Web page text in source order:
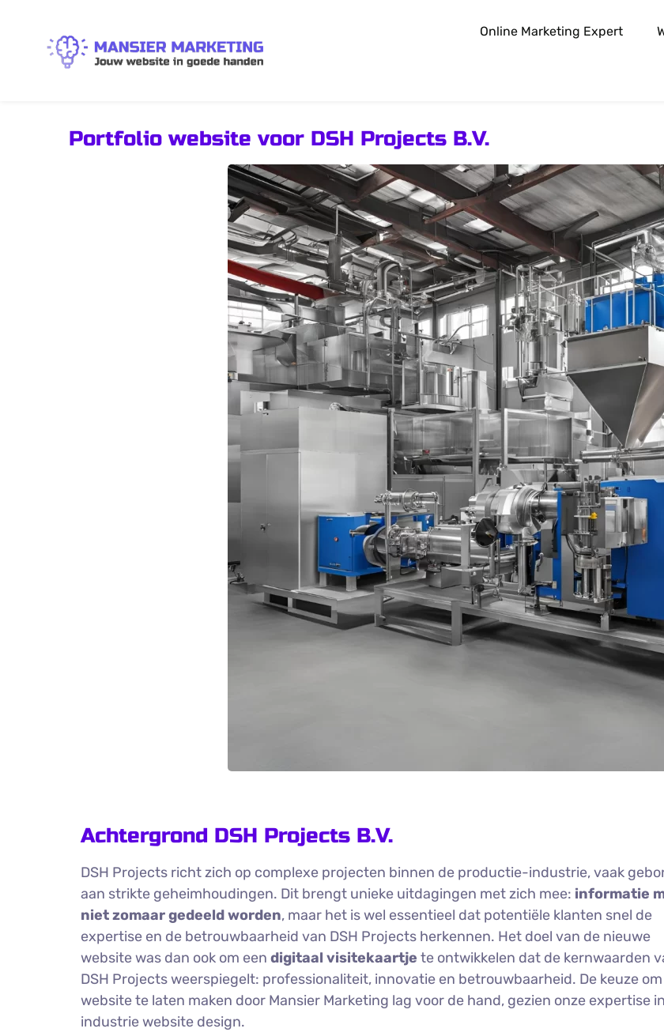
Online Marketing Expert
Portfolio website voor DSH Projects B.V.
Achtergrond DSH Projects B.V.
DSH Projects richt zich op complexe projecten binnen de productie-industrie, vaak
aan strikte geheimhoudingen. Dit brengt unieke uitdagingen met zich mee: informatie
niet zomaar gedeeld worden, maar het is wel essentieel dat potentiële klanten snel de
expertise en de betrouwbaarheid van DSH Projects herkennen. Het doel van de nieuwe
website was dan ook om een digitaal visitekaartje te ontwikkelen dat de kernwaarden
DSH Projects weerspiegelt: professionaliteit, innovatie en betrouwbaarheid. De keuze
website te laten maken door Mansier Marketing lag voor de hand, gezien onze expertise in
industrie website design.